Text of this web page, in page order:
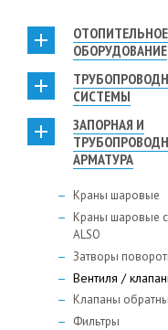
ОТОПИТЕЛЬНОЕ
ОБОРУДОВАНИЕ
СИСТЕМЫ
ЗАПОРНАЯ И
АРМАТУРА
Краны шаровые
Краны шаровые
ALSO
Затворы
Вентиля /
Клапаны
Фильтры